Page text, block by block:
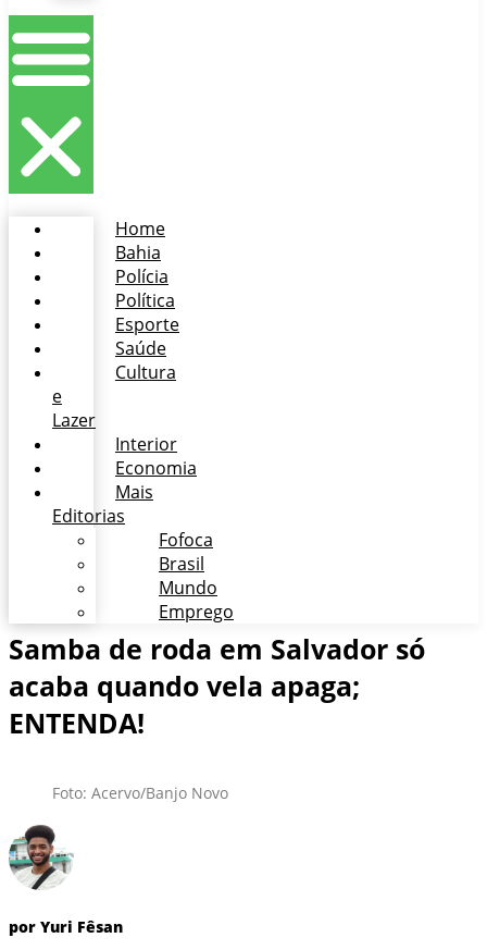
Home
Bahia
Polícia
Política
Esporte
Saúde
Cultura
e
Lazer
Interior
Economia
Mais
Editorias
Fofoca
Brasil
Mundo
Emprego
Samba de roda em Salvador só
acaba quando vela apaga;
ENTENDA!
Foto: Acervo/Banjo Novo
por Yuri Fêsan